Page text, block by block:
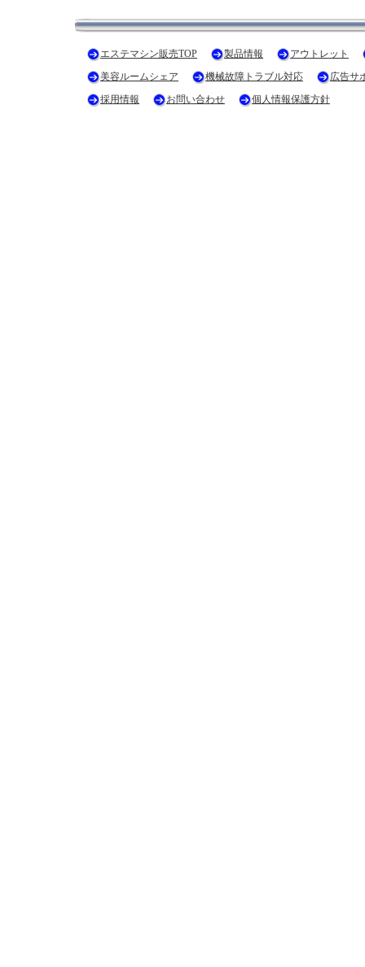
エステマシン販売TOP 製品情報
アウトレット
美容ルームシェア
機械故障トラブル対応
広告サ
採用情報
お問い合わせ 個人情報保護方針